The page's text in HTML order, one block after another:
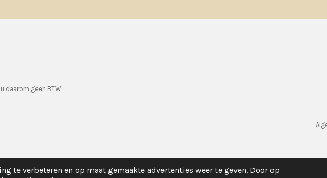
te verbeteren en op maat gemaakte advertenties weer te geven. Door op
daarom geen BTW